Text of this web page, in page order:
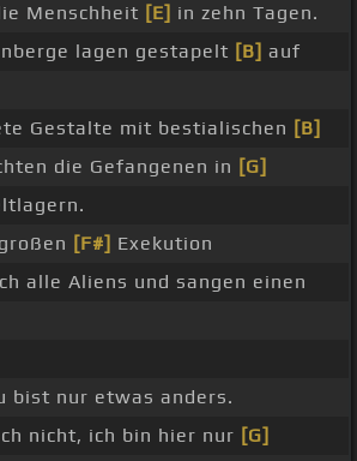
Menschheit [E] in zehn Tagen.
lagen gestapelt [B] auf
Gestalte mit bestialischen [B]
die Gefangenen in [G]
[F#] Exekution
alle Aliens und sangen einen
bist nur etwas anders.
nicht, ich bin hier nur [G]